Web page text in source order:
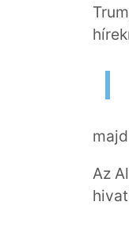
Az